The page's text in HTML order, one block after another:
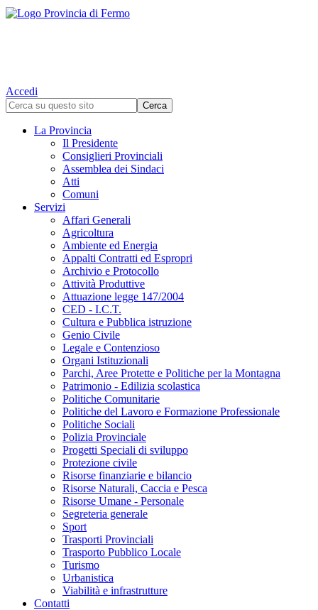
Accedi
La Provincia
Il Presidente
Consiglieri Provinciali
Assemblea dei Sindaci
Atti
Comuni
Servizi
Affari Generali
Agricoltura
Ambiente ed Energia
Appalti Contratti ed Espropri
Archivio e Protocollo
Attività Produttive
Attuazione legge 147/2004
CED - I.C.T.
Cultura e Pubblica istruzione
Genio Civile
Legale e Contenzioso
Organi Istituzionali
Parchi, Aree Protette e Politiche per la Montagna
Patrimonio - Edilizia scolastica
Politiche Comunitarie
Politiche del Lavoro e Formazione Professionale
Politiche Sociali
Polizia Provinciale
Progetti Speciali di sviluppo
Protezione civile
Risorse finanziarie e bilancio
Risorse Naturali, Caccia e Pesca
Risorse Umane - Personale
Segreteria generale
Sport
Trasporti Provinciali
Trasporto Pubblico Locale
Turismo
Urbanistica
Viabilità e infrastrutture
Contatti